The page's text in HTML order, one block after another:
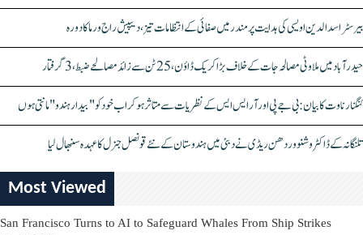
بیرسٹر اسدالدین اویسی کی ہدایت پر مندر میں صفائی کے انتظامات تیز، دیپیش راج ورما کا دورہ
حیدرآباد میں ملاوٹی مصالحہ جات کے خلاف بڑا کریک ڈاؤن، 25 ٹن سے زائد مصالحے ضبط، 3 گرفتار
کنگنا رناوت کا بیان: بی جے پی اور آر ایس ایس کے نظریات سے متاثر ہو کر اب خود کو "بیدار ہندو" مانتی ہوں
تلنگانہ کے ڈاکٹر وشنو وردھن ریڈی نے دبئی میں ہندوستان کے نئے قونصل جنرل کا عہدہ سنبھال لیا
Most Viewed
San Francisco Turns to AI to Safeguard Whales From Ship Strikes